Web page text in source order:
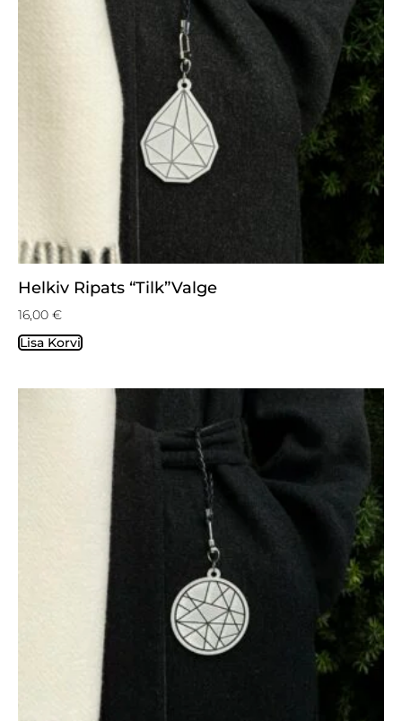
Helkiv Ripats “Tilk”valge
16,00 €
Lisa Korvi